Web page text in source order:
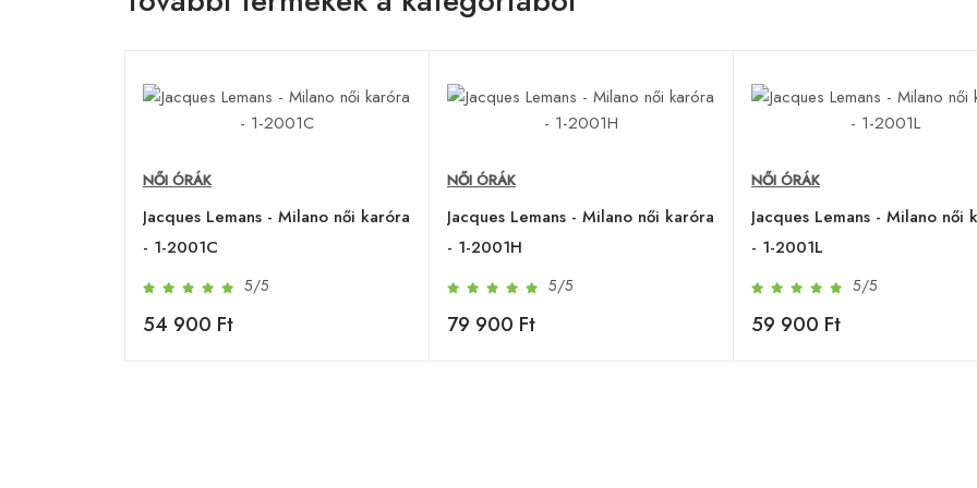
NŐI ÓRÁK
Jacques Lemans - Milano női karóra
- 1-2001C
5/5
54 900 Ft
NŐI ÓRÁK
Jacques Lemans - Milano női karóra
- 1-2001H
5/5
79 900 Ft
NŐI ÓRÁK
Jacques Lemans - Milano női
- 1-2001L
5/5
59 900 Ft